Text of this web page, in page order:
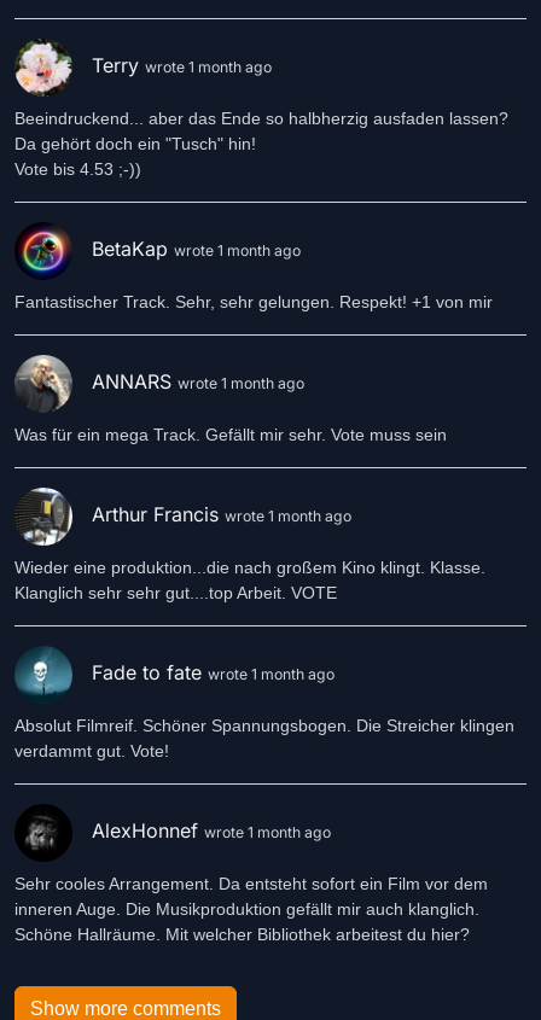
Terry wrote 1 month ago
Beeindruckend... aber das Ende so halbherzig ausfaden lassen?
Da gehört doch ein "Tusch" hin!
Vote bis 4.53 ;-))
BetaKap wrote 1 month ago
Fantastischer Track. Sehr, sehr gelungen. Respekt! +1 von mir
ANNARS wrote 1 month ago
Was für ein mega Track. Gefällt mir sehr. Vote muss sein
Arthur Francis wrote 1 month ago
Wieder eine produktion...die nach großem Kino klingt. Klasse.
Klanglich sehr sehr gut....top Arbeit. VOTE
Fade to fate wrote 1 month ago
Absolut Filmreif. Schöner Spannungsbogen. Die Streicher klingen
verdammt gut. Vote!
AlexHonnef wrote 1 month ago
Sehr cooles Arrangement. Da entsteht sofort ein Film vor dem
inneren Auge. Die Musikproduktion gefällt mir auch klanglich.
Schöne Hallräume. Mit welcher Bibliothek arbeitest du hier?
Show more comments